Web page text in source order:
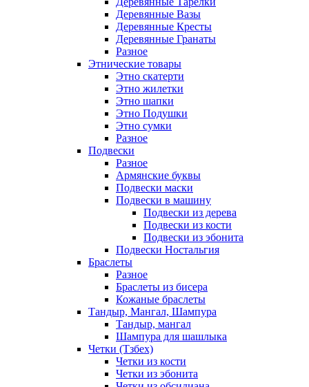
Деревянные Вазы
Деревянные Кресты
Деревянные Гранаты
Разное
Этнические товары
Этно скатерти
Этно жилетки
Этно шапки
Этно Подушки
Этно сумки
Разное
Подвески
Разное
Армянские буквы
Подвески маски
Подвески в машину
Подвески из дерева
Подвески из кости
Подвески из эбонита
Подвески Ностальгия
Браслеты
Разное
Браслеты из бисера
Кожаные браслеты
Тандыр, Мангал, Шампура
Тандыр, мангал
Шампура для шашлыка
Четки (Тзбех)
Четки из кости
Четки из эбонита